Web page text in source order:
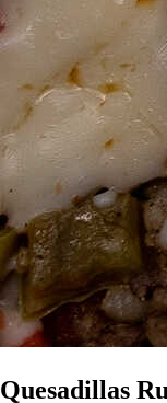
Quesadillas